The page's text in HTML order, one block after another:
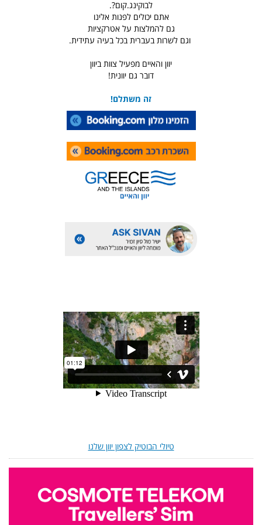
לבוקינג.קום?.
אתם יכולים לפנות אלינו
גם להמלצות על אטרקציות
וגם לשרות בעברית בכל בעיה עתידית.
יוון והאיים מפעיל צוות ביוון
דובר גם יוונית!
זה משתלם!
טיולי הבוטיק לצפון יוון שלנו